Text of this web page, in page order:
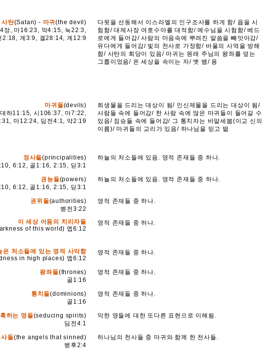
사탄(Satan) - 마귀(the devil)
장, 마16:23, 막4:15, 눅22:3,
2:18, 계3:9, 겔28:14, 계12:9
다윗을 선동해서 이스라엘의 인구조사를 하게 함/ 욥을 시
험함/ 대제사장 여호수아를 대적함/ 예수님을 시험함/ 베드
로에게 들어감/ 사람의 마음속에 뿌려진 말씀을 빼앗아감/
유다에게 들어감/ 빛의 천사로 가장함/ 바울의 사역을 방해
함/ 사탄의 회당이 있음/ 마귀는 원래 주님의 왕좌를 덮는
그룹이었음/ 온 세상을 속이는 자/ 옛 뱀/ 용
마귀들(devils)
하11:15, 시106:37, 마7:22,
마12:24, 딤전4:1, 약2:19
희생물을 드리는 대상이 됨/ 인신제물을 드리는 대상이 됨/
사람들 속에 들어감/ 한 사람 속에 많은 마귀들이 들어갈 수
있음/ 짐승들 속에 들어감/ 그 통치자는 바알세붑(이교 신의
이름)/ 마귀들의 교리가 있음/ 하나님을 믿고 떪
정사들(principalities)
6:12, 골1:16, 2:15, 딛3:1
하늘의 처소들에 있음. 영적 존재들 중 하나.
권능들(powers)
6:12, 골1:16, 2:15, 딛3:1
하늘의 처소들에 있음. 영적 존재들 중 하나.
권위들(authorities)
벧전3:22
영적 존재들 중 하나.
이 세상 어둠의 치리자들
of this world) 엡6:12
영적 존재들 중 하나.
은 처소들에 있는 영적 사악함
in high places) 엡6:12
영적 존재들 중 하나.
왕좌들(thrones)
골1:16
영적 존재들 중 하나.
통치들(dominions)
골1:16
영적 존재들 중 하나.
하는 영들(seducing spirits)
딤전4:1
악한 영들에 대한 또다른 표현으로 이해됨.
들(the angels that sinned)
벧후2:4
하나님의 천사들 중 마귀와 함께 한 천사들.